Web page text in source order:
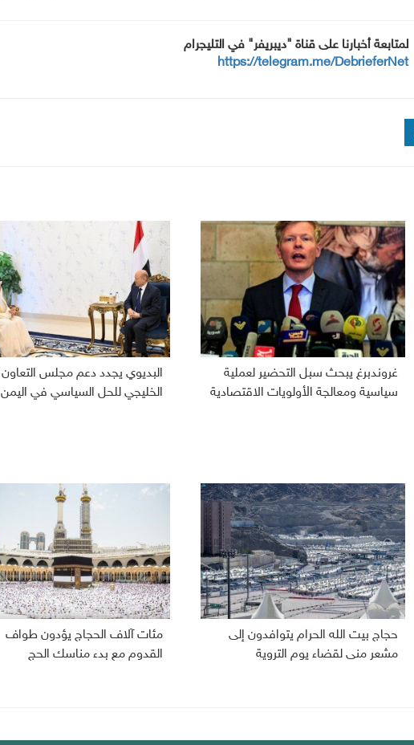
لمتابعة أخبارنا على قناة "ديبريفر" في التليجرام
https://telegram.me/DebrieferNet
غروندبرغ يبحث سبل التحضير لعملية
سياسية ومعالجة الأولويات الاقتصادية
البديوي يجدد دعم مجلس التعاون
الخليجي للحل السياسي في اليمن
حجاج بيت الله الحرام يتوافدون إلى
مشعر منى لقضاء يوم التروية
مئات آلاف الحجاج يؤدون طواف
القدوم مع بدء مناسك الحج